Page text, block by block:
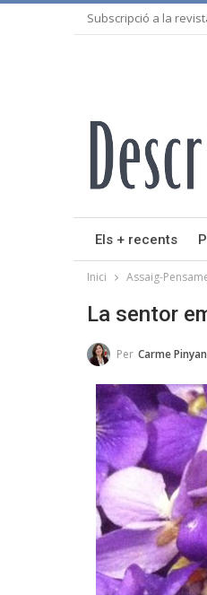
Subscripció a la
Els + recents
Inici Assaig-
La sentor
Per Carme